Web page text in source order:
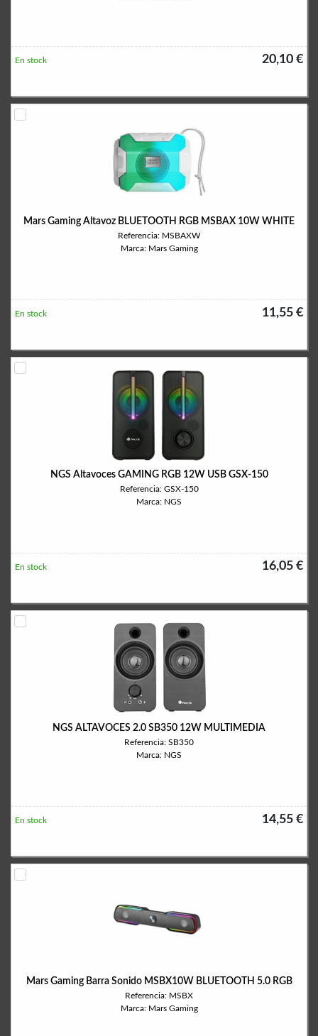
20,10 €
En stock
Mars Gaming Altavoz BLUETOOTH RGB MSBAX 10W WHITE
Referencia: MSBAXW
Marca: Mars Gaming
11,55 €
En stock
NGS Altavoces GAMING RGB 12W USB GSX-150
Referencia: GSX-150
Marca: NGS
16,05 €
En stock
NGS ALTAVOCES 2.0 SB350 12W MULTIMEDIA
Referencia: SB350
Marca: NGS
14,55 €
En stock
Mars Gaming Barra Sonido MSBX10W BLUETOOTH 5.0 RGB
Referencia: MSBX
Marca: Mars Gaming